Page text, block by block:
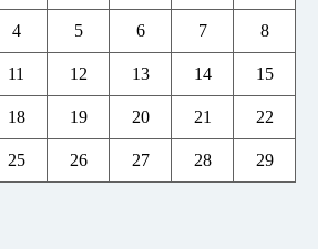
4 5 6 7 8
11 12 13 14 15
18 19 20 21 22
25 26 27 28 29